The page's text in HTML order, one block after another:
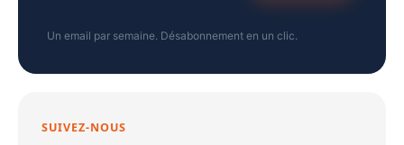
Un email par semaine. Désabonnement en un clic.
SUIVEZ-NOUS